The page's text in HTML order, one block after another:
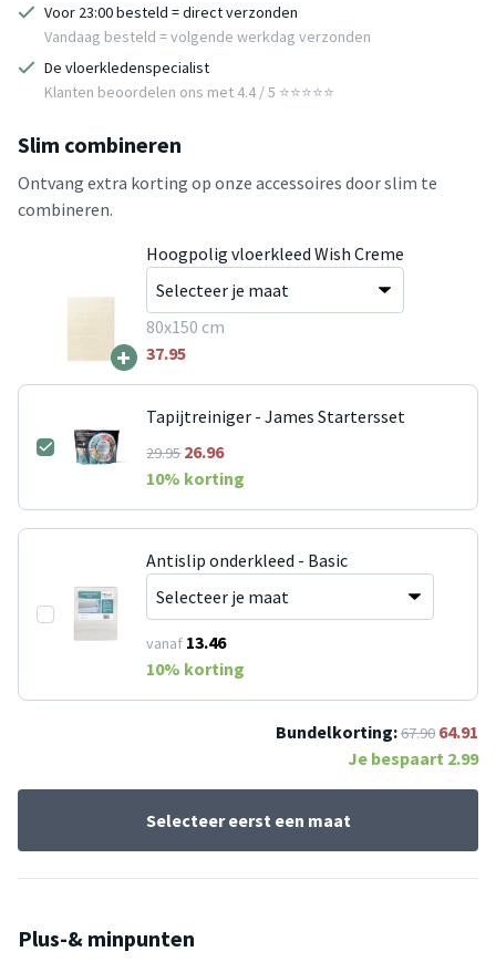
Voor 23:00 besteld = direct verzonden
Vandaag besteld = volgende werkdag verzonden
De vloerkledenspecialist
Klanten beoordelen ons met 4.4 / 5 ⭐⭐⭐⭐⭐
Slim combineren
Ontvang extra korting op onze accessoires door slim te
combineren.
+
Hoogpolig vloerkleed Wish Creme
80x150 cm
37.95
Tapijtreiniger - James Startersset
29.9526.96
10% korting
Antislip onderkleed - Basic
vanaf 13.46
10% korting
Bundelkorting:67.90 64.91
Je bespaart 2.99
Selecteer eerst een maat
Plus-& minpunten